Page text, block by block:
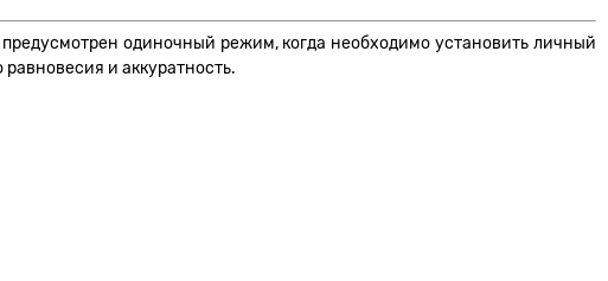
одиночный режим, когда необходимо установить личный
и аккуратность.